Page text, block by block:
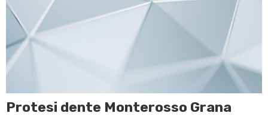
Protesi dente Monterosso Grana